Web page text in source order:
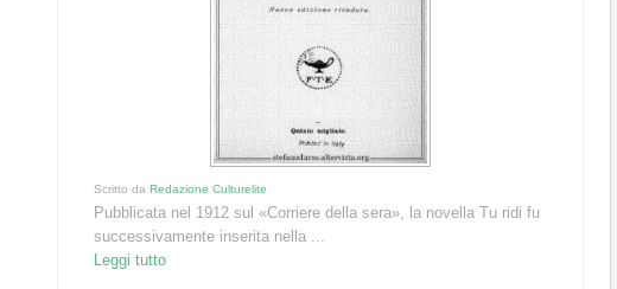
Scritto daRedazione Culturelite
Pubblicata nel 1912 sul «Corriere della sera», la novella Tu ridi fu
successivamente inserita nella ...
Leggi tutto